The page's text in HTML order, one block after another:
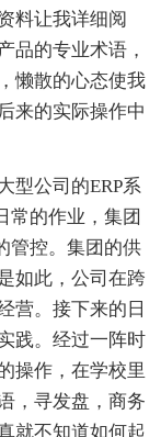
料让我详细阅
品的专业术语，
懒散的心态使我
来的实际操作中
型公司的ERP系
常的作业，集团
管控。集团的供
如此，公司在跨
营。接下来的日
践。经过一阵时
操作，在学校里
，寻发盘，商务
就不知道如何起